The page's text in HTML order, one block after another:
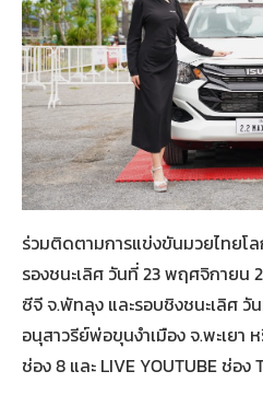
ร่วมติดตามการแข่งขันมวยไทยโล
รองชนะเลิศ วันที่ 23 พฤศจิกายน
ซีจี จ.พัทลุง และรอบชิงชนะเลิศ วั
อนุสาวรีย์พ่อขุนงำเมือง จ.พะเยา
ช่อง 8 และ LIVE YOUTUBE ช่อง